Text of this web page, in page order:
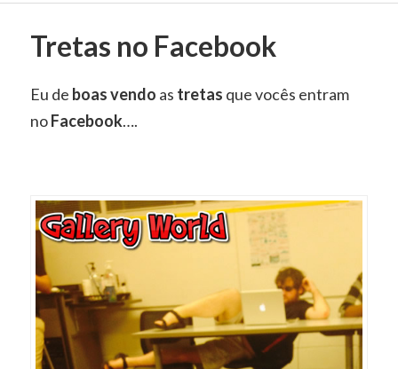
Tretas no Facebook
Eu de boas vendo as tretas que vocês entram
noFacebook….